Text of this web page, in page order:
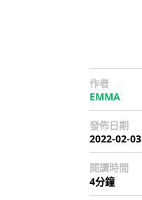
作者
EMMA
發佈日期
2022-02-03
閱讀時間
4分鐘